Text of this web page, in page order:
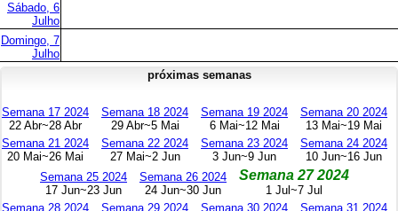
Sábado, 6
Julho
Domingo, 7
Julho
próximas semanas
Semana 17 2024
22 Abr~28 Abr
Semana 18 2024
29 Abr~5 Mai
Semana 19 2024
6 Mai~12 Mai
Semana 20 2024
13 Mai~19 Mai
Semana 21 2024
20 Mai~26 Mai
Semana 22 2024
27 Mai~2 Jun
Semana 23 2024
3 Jun~9 Jun
Semana 24 2024
10 Jun~16 Jun
Semana 25 2024
17 Jun~23 Jun
Semana 26 2024
24 Jun~30 Jun
Semana 27 2024
1 Jul~7 Jul
Semana 28 2024
Semana 29 2024
Semana 30 2024
Semana 31 2024